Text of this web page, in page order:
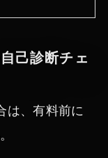
己診断チェ
は、有料前に